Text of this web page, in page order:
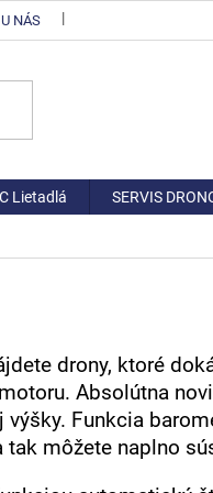
NÁS
Lietadlá SERVIS
drony, ktoré
Absolútna
Funkcia
môžete naplno